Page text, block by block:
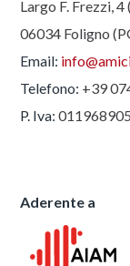
Largo F. Frezzi,
06034 Foligno
Email:
Telefono: +39
P. Iva:
Aderente a